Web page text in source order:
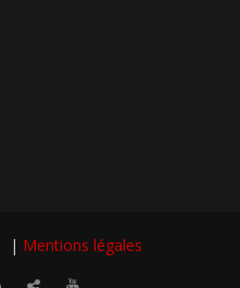
| Mentions légales